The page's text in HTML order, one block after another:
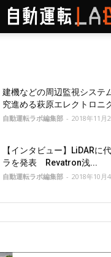
建機などの周辺監視シス
究進める萩原エレクトロニ
自動運転ラボ編集部 - 2018年11月
【インタビュー】LiDARに
ラを発表 Revatron浅...
自動運転ラボ編集部 - 2018年10月